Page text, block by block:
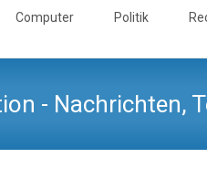
Computer Politik
- Nachrichten,